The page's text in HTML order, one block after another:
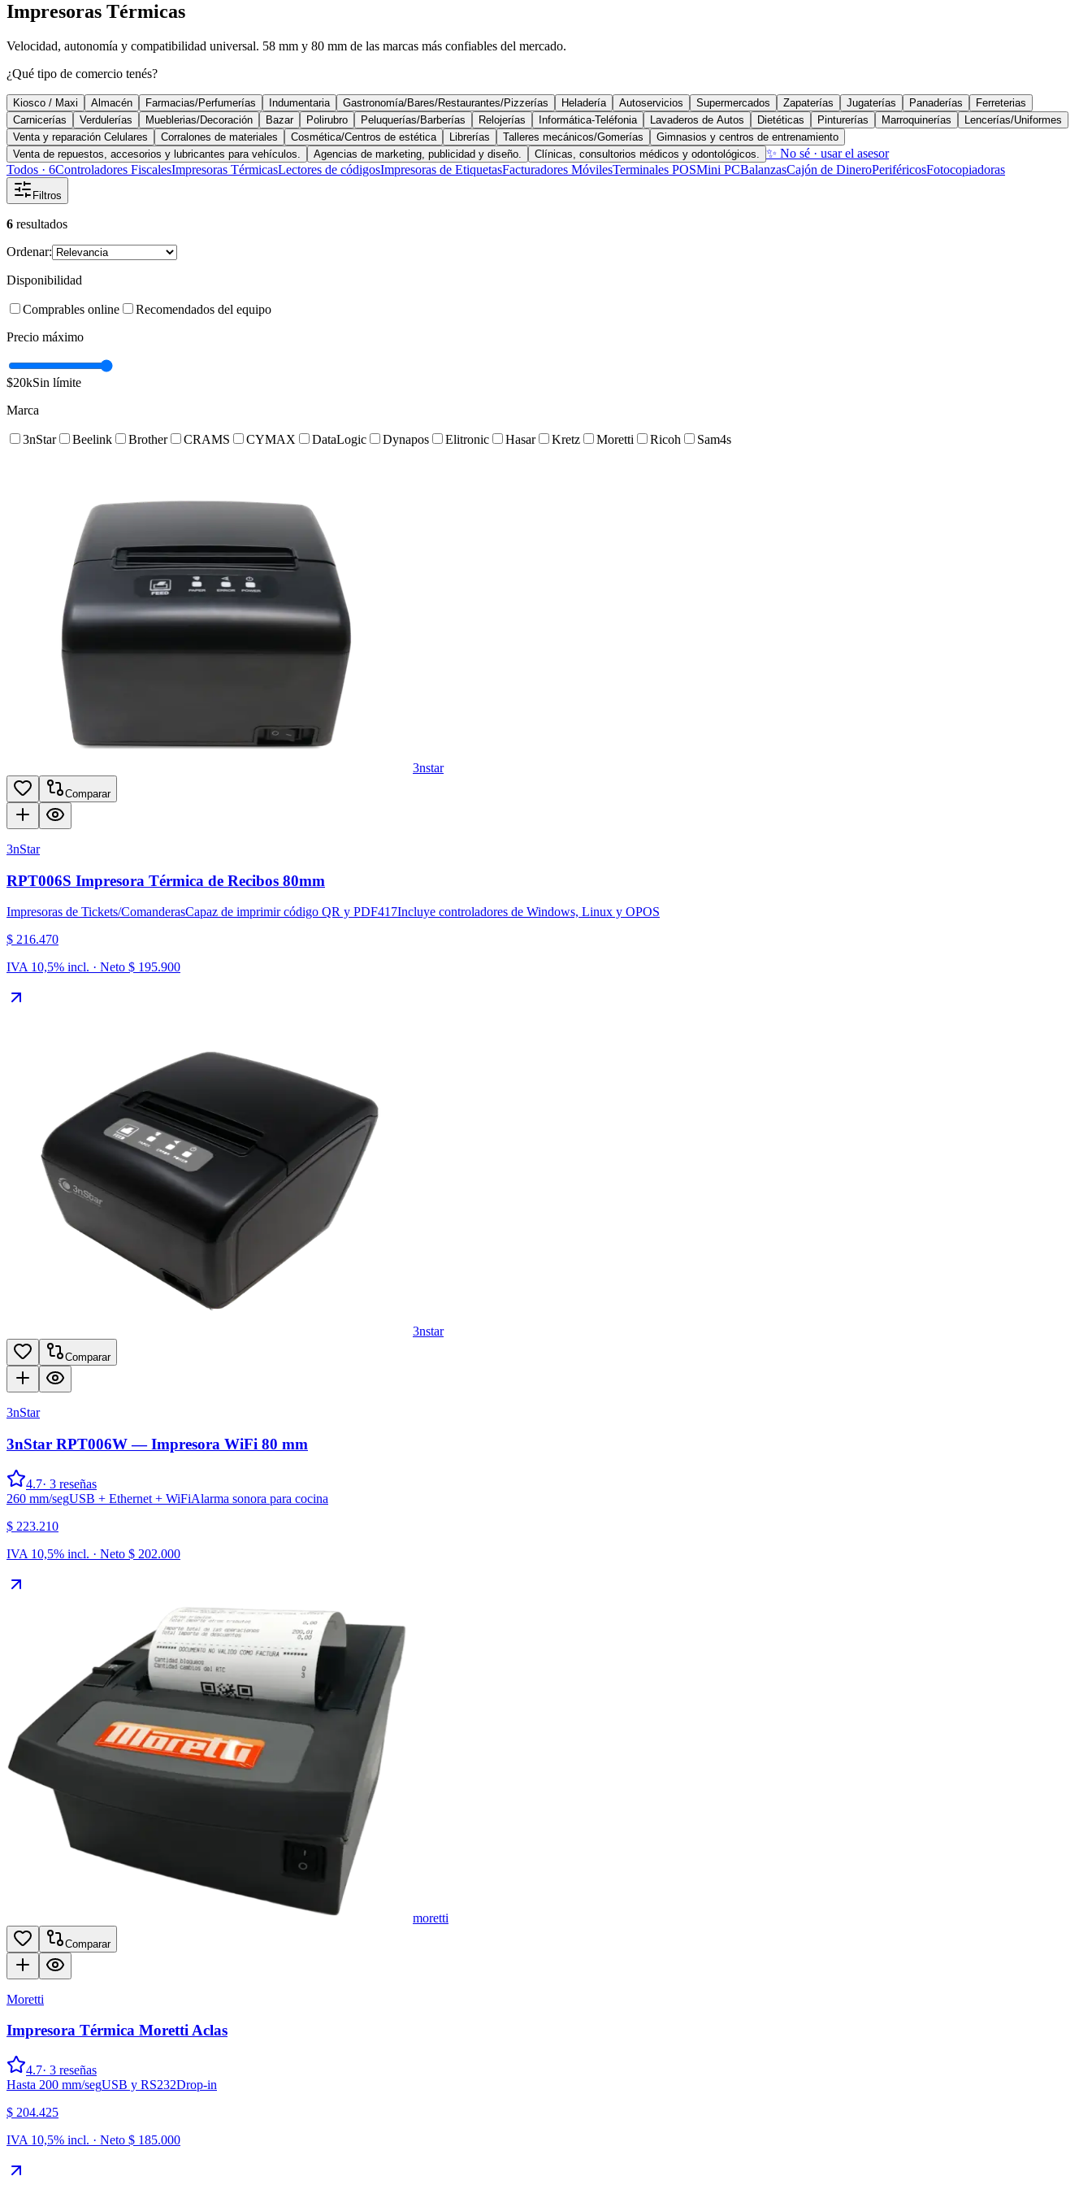
Impresoras Térmicas
Velocidad, autonomía y compatibilidad universal. 58 mm y 80 mm de las marcas más confiables del mercado.
¿Qué tipo de comercio tenés?
Kiosco / Maxi Almacén Farmacias/Perfumerías Indumentaria Gastronomía/Bares/Restaurantes/Pizzerías Heladería Autoservicios Supermercados Zapaterías Jugaterías Panaderías
Ferreterias
Carnicerías
Verdulerías Mueblerias/Decoración Bazar Polirubro Peluquerías/Barberías Relojerías Informática-Teléfonia Lavaderos de Autos Dietéticas Pinturerías Marroquinerías
Lencerías/Uniformes
Venta y reparación Celulares
Corralones de materiales Cosmética/Centros de estética Librerías Talleres mecánicos/Gomerías
Gimnasios y centros de entrenamiento
Venta de repuestos, accesorios y lubricantes para vehículos.
Agencias de marketing, publicidad y diseño. Clínicas, consultorios médicos y odontológicos.
✨ No sé · usar el asesor
Todos · 6Controladores FiscalesImpresoras TérmicasLectores de códigosImpresoras de EtiquetasFacturadores MóvilesTerminales POSMini PCBalanzasCajón de DineroPeriféricosFotocopiadoras
Filtros
6 resultados
Ordenar:
Disponibilidad
Comprables online
Recomendados del equipo
Precio máximo
$20kSin límite
Marca
3nStar Beelink Brother CRAMS CYMAX DataLogic Dynapos Elitronic Hasar Kretz Moretti Ricoh Sam4s
3nstar
Comparar
3nStar
RPT006S Impresora Térmica de Recibos 80mm
Impresoras de Tickets/ComanderasCapaz de imprimir código QR y PDF417Incluye controladores de Windows, Linux y OPOS
$ 216.470
IVA 10,5% incl. · Neto $ 195.900
3nstar
Comparar
3nStar
3nStar RPT006W — Impresora WiFi 80 mm
4.7· 3 reseñas
260 mm/segUSB + Ethernet + WiFiAlarma sonora para cocina
$ 223.210
IVA 10,5% incl. · Neto $ 202.000
moretti
Comparar
Moretti
Impresora Térmica Moretti Aclas
4.7· 3 reseñas
Hasta 200 mm/segUSB y RS232Drop-in
$ 204.425
IVA 10,5% incl. · Neto $ 185.000